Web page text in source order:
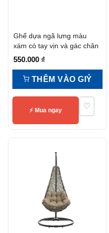
Ghế dựa ngã lưng màu
xám có tay vịn và gác chân
550.000 ₫
THÊM VÀO GIỶ
⚡ Mua ngay ♡